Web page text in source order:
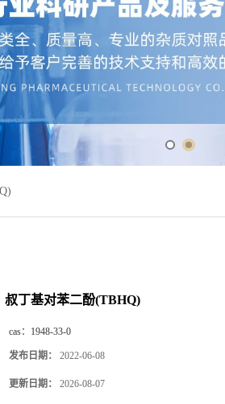
叔丁基对苯二酚(TBHQ)
cas： 1948-33-0
发布日期： 2022-06-08
更新日期： 2026-08-07